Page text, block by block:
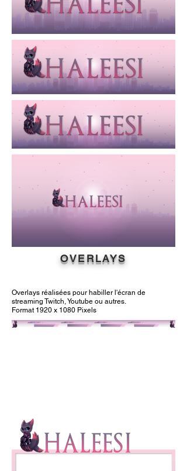
OVERLAYS
Overlays réalisées pour habiller l'écran de
streaming Twitch, Youtube ou autres.
Format 1920 x 1080 Pixels